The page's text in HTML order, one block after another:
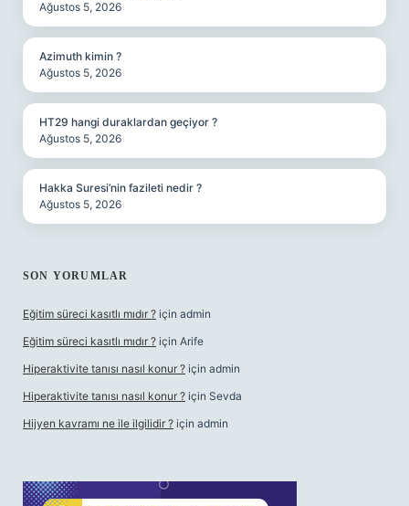
Ağustos 5, 2026
Azimuth kimin ?
Ağustos 5, 2026
HT29 hangi duraklardan geçiyor ?
Ağustos 5, 2026
Hakka Suresi’nin fazileti nedir ?
Ağustos 5, 2026
SON YORUMLAR
Eğitim süreci kasıtlı mıdır ? için admin
Eğitim süreci kasıtlı mıdır ? için Arife
Hiperaktivite tanısı nasıl konur ? için admin
Hiperaktivite tanısı nasıl konur ? için Sevda
Hijyen kavramı ne ile ilgilidir ? için admin